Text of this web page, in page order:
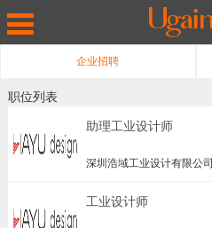
企业招聘
职位列表
助理工业设计师
深圳浩域工业设计有限公司
工业设计师